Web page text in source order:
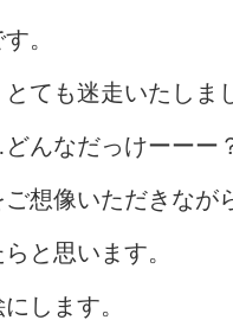
。
ても迷走いたしま
んなだっけーーー
想像いただきなが
と思います。
します。